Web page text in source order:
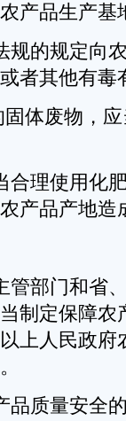
产品生产基
规的规定向
者其他有毒
体废物，
合理使用化
农产品产
管部门和省
制定保障农
上人民政府
品质量安全